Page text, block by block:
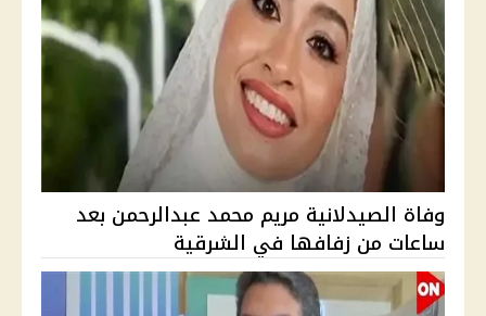
وفاة الصيدلانية مريم محمد عبدالرحمن بعد
ساعات من زفافها في الشرقية